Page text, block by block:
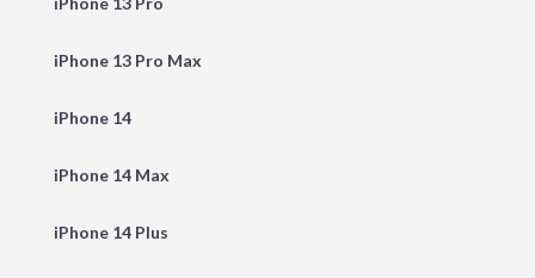
iPhone 13 Pro Max
iPhone 14
iPhone 14 Max
iPhone 14 Plus